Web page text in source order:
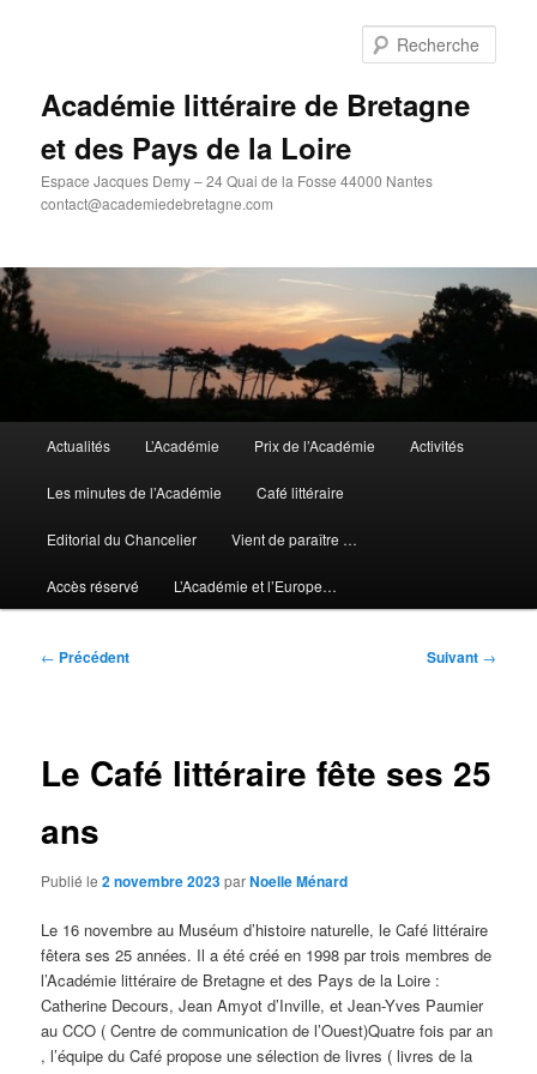
Académie littéraire de Bretagne
et des Pays de la Loire
Espace Jacques Demy – 24 Quai de la Fosse 44000 Nantes
contact@academiedebretagne.com
principal
Actualités L’Académie Prix de l’Académie Activités
Les minutes de l’Académie Café littéraire
Editorial du Chancelier Vient de paraître …
Accès réservé L’Académie et l’Europe…
Navigation
← Précédent Suivant →
Le Café littéraire fête ses 25
ans
Publié le2 novembre 2023parNoelle Ménard
Le 16 novembre au Muséum d’histoire naturelle, le Café littéraire
fêtera ses 25 années. Il a été créé en 1998 par trois membres de
l’Académie littéraire de Bretagne et des Pays de la Loire :
Catherine Decours, Jean Amyot d’Inville, et Jean-Yves Paumier
au CCO ( Centre de communication de l’Ouest)Quatre fois par an
, l’équipe du Café propose une sélection de livres ( livres de la